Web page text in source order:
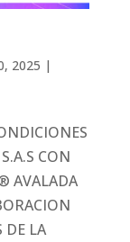
2025 |
CON
AVALADA
DE LA